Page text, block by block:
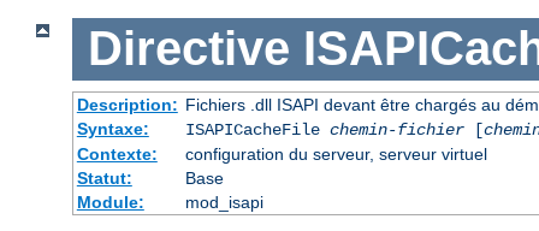
Directive
Description: Fichiers .dll ISAPI devant être chargés au
Syntaxe:
ISAPICacheFile chemin-fichier[
Contexte:
configuration du serveur, serveur virtuel
Statut:
Base
Module:
mod_isapi